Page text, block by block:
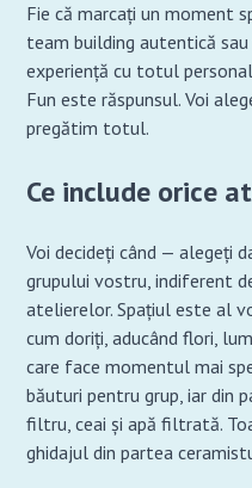
Fie că marcați un moment
team building autentică
experiență cu totul
Fun este răspunsul. Voi
pregătim totul.
Ce include orice
Voi decideți când — alegeți
grupului vostru, indiferent
atelierelor. Spațiul este al
cum doriți, aducând flori,
care face momentul mai
băuturi pentru grup, iar din
filtru, ceai și apă filtrată.
ghidajul din partea